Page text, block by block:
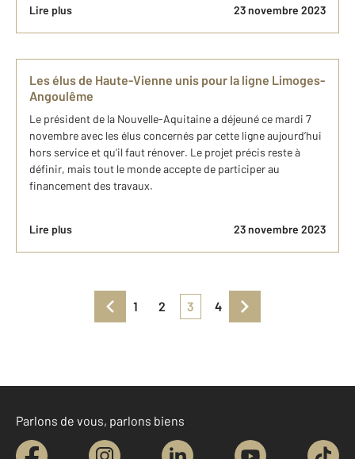
Lire plus 23 novembre 2023
Les élus de Haute-Vienne unis pour la ligne Limoges-
Angoulême
Le président de la Nouvelle-Aquitaine a déjeuné ce mardi 7
novembre avec les élus concernés par cette ligne aujourd’hui
hors service et qu’il faut rénover. Le projet précis reste à
définir, mais tout le monde accepte de participer au
financement des travaux.
Lire plus 23 novembre 2023
1 2 3 4
Parlons de vous, parlons biens